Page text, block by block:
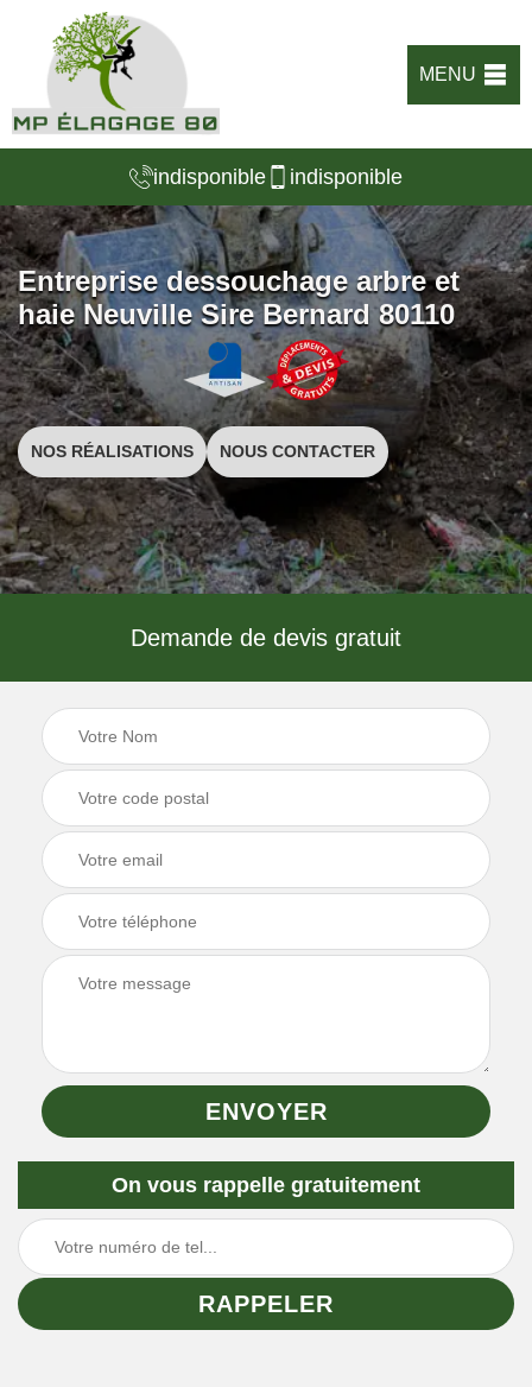
MENU
indisponible indisponible
Entreprise dessouchage arbre et
haie Neuville Sire Bernard 80110
NOS RÉALISATIONS NOUS CONTACTER
Demande de devis gratuit
On vous rappelle gratuitement